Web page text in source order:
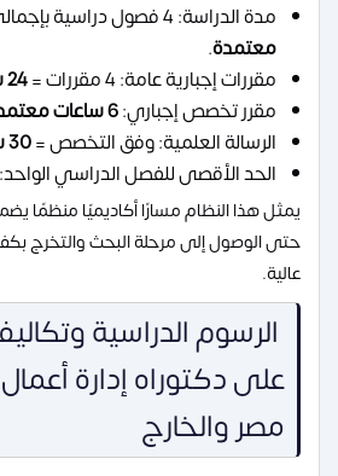
مدة الدراسة: 4 فصول دراسية بإجمالي
معتمدة.
مقررات إجبارية عامة: 4 مقررات =
24 ساعة معتمدة
مقرر تخصص إجباري:6 ساعات معتمدة
الرسالة العلمية: وفق التخصص =30 ساعة معتمدة
الحد الأقصى للفصل الدراسي
يمثل هذا النظام مسارًا أكاديميًا منظمًا
حتى الوصول إلى مرحلة البحث والتخرج
عالية.
الرسوم الدراسية
مصر والخارج